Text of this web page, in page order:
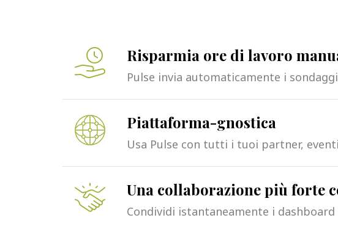
Risparmia ore di lavoro
Pulse invia automaticamente i
Piattaforma-gnostica
Usa Pulse con tutti i tuoi partner,
Una collaborazione più forte
Condividi istantaneamente i